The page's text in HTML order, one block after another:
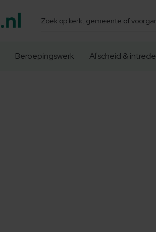
Zoeken
Beroepingswerk Afscheid & intrede